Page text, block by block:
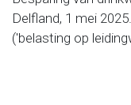
Delfland, 1 mei
('belasting op